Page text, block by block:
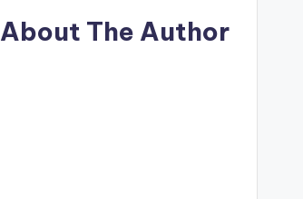
About The Author